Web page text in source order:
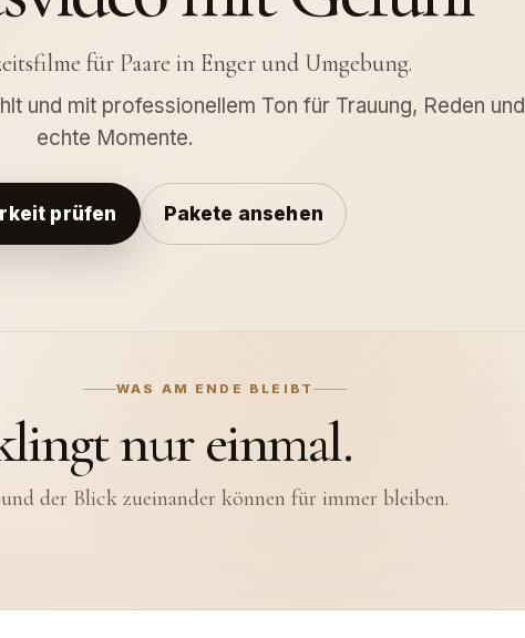
für Paare in Enger und Umgebung.
und mit professionellem Ton für Trauung, Reden und
echte Momente.
prüfen Pakete ansehen
WAS AM ENDE BLEIBT
nur einmal.
der Blick zueinander können für immer bleiben.